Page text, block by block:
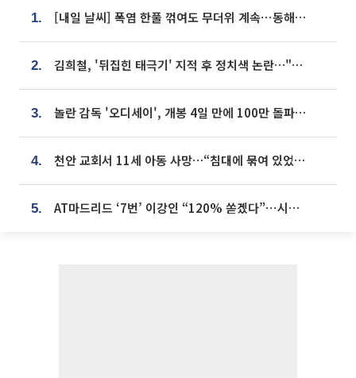
1. [내일 날씨] 폭염 한풀 꺾여도 무더위 계속⋯동해안 이틀 연속 비
2. 김희철, '뒤집힌 태극기' 지적 후 정치색 논란…"좌우 떠나 우리나라 국기"
3. 놀란 감독 '오디세이', 개봉 4일 만에 100만 돌파⋯'왕사남' 보다 빠르다
4. 천안 교회서 11세 아동 사망…“침대에 묶여 있었다” 진술 확보
5. AT마드리드 ‘7번’ 이강인 “120% 쏟겠다”⋯시메오네 감독 “필요한 선수”